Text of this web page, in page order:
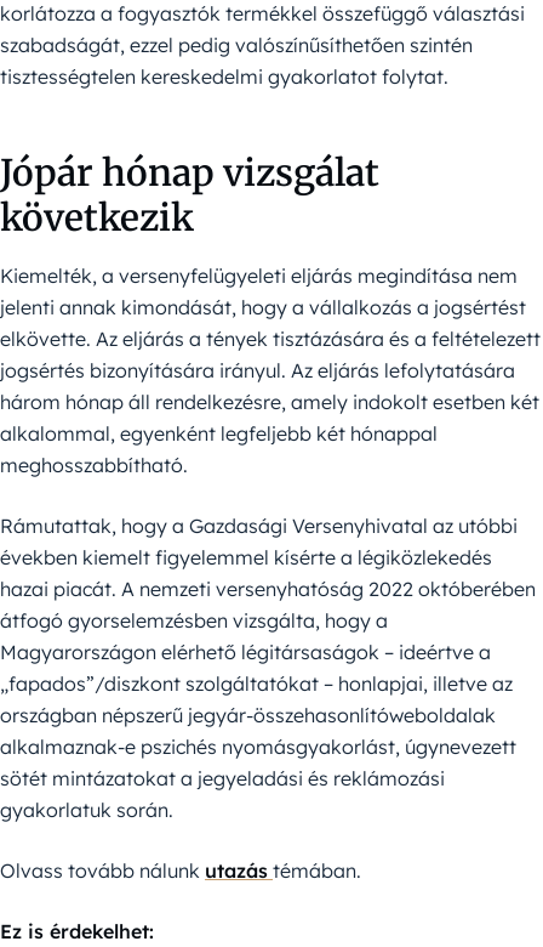
korlátozza a fogyasztók termékkel összefüggő választási
szabadságát, ezzel pedig valószínűsíthetően szintén
tisztességtelen kereskedelmi gyakorlatot folytat.
Jópár hónap vizsgálat
következik
Kiemelték, a versenyfelügyeleti eljárás megindítása nem
jelenti annak kimondását, hogy a vállalkozás a jogsértést
elkövette. Az eljárás a tények tisztázására és a feltételezett
jogsértés bizonyítására irányul. Az eljárás lefolytatására
három hónap áll rendelkezésre, amely indokolt esetben két
alkalommal, egyenként legfeljebb két hónappal
meghosszabbítható.
Rámutattak, hogy a Gazdasági Versenyhivatal az utóbbi
években kiemelt figyelemmel kísérte a légiközlekedés
hazai piacát. A nemzeti versenyhatóság 2022 októberében
átfogó gyorselemzésben vizsgálta, hogy a
Magyarországon elérhető légitársaságok – ideértve a
„fapados”/diszkont szolgáltatókat – honlapjai, illetve az
országban népszerű jegyár-összehasonlítóweboldalak
alkalmaznak-e pszichés nyomásgyakorlást, úgynevezett
sötét mintázatokat a jegyeladási és reklámozási
gyakorlatuk során.
Olvass tovább nálunk utazás témában.
Ez is érdekelhet: